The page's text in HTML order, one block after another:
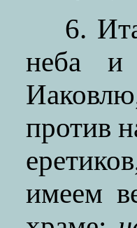
6.
неба и
против
имеем